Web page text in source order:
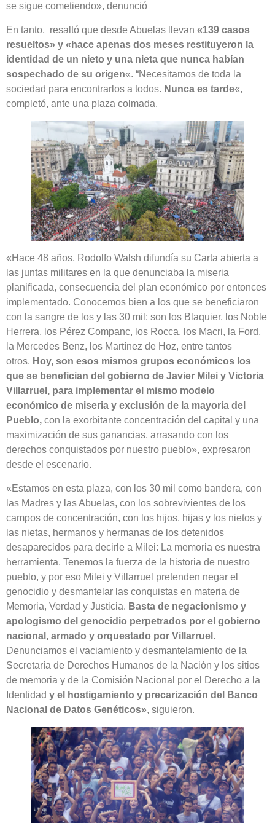
se sigue cometiendo», denunció
En tanto, resaltó que desde Abuelas llevan «139 casos
resueltos» y «hace apenas dos meses restituyeron la
identidad de un nieto y una nieta que nunca habían
sospechado de su origen«. “Necesitamos de toda la
sociedad para encontrarlos a todos. Nunca es tarde«,
completó, ante una plaza colmada.
«Hace 48 años, Rodolfo Walsh difundía su Carta abierta a
las juntas militares en la que denunciaba la miseria
planificada, consecuencia del plan económico por entonces
implementado. Conocemos bien a los que se beneficiaron
con la sangre de los y las 30 mil: son los Blaquier, los Noble
Herrera, los Pérez Companc, los Rocca, los Macri, la Ford,
la Mercedes Benz, los Martínez de Hoz, entre tantos
otros. Hoy, son esos mismos grupos económicos los
que se benefician del gobierno de Javier Milei y Victoria
Villarruel, para implementar el mismo modelo
económico de miseria y exclusión de la mayoría del
Pueblo, con la exorbitante concentración del capital y una
maximización de sus ganancias, arrasando con los
derechos conquistados por nuestro pueblo», expresaron
desde el escenario.
«Estamos en esta plaza, con los 30 mil como bandera, con
las Madres y las Abuelas, con los sobrevivientes de los
campos de concentración, con los hijos, hijas y los nietos y
las nietas, hermanos y hermanas de los detenidos
desaparecidos para decirle a Milei: La memoria es nuestra
herramienta. Tenemos la fuerza de la historia de nuestro
pueblo, y por eso Milei y Villarruel pretenden negar el
genocidio y desmantelar las conquistas en materia de
Memoria, Verdad y Justicia. Basta de negacionismo y
apologismo del genocidio perpetrados por el gobierno
nacional, armado y orquestado por Villarruel.
Denunciamos el vaciamiento y desmantelamiento de la
Secretaría de Derechos Humanos de la Nación y los sitios
de memoria y de la Comisión Nacional por el Derecho a la
Identidad y el hostigamiento y precarización del Banco
Nacional de Datos Genéticos», siguieron.